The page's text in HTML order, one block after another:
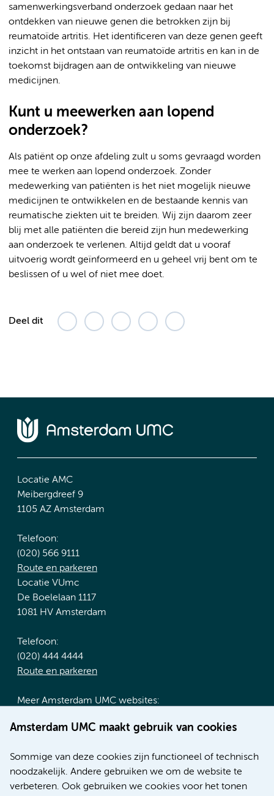
samenwerkingsverband onderzoek gedaan naar het
ontdekken van nieuwe genen die betrokken zijn bij
reumatoïde artritis. Het identificeren van deze genen geeft
inzicht in het ontstaan van reumatoïde artritis en kan in de
toekomst bijdragen aan de ontwikkeling van nieuwe
medicijnen.
Kunt u meewerken aan lopend
onderzoek?
Als patiënt op onze afdeling zult u soms gevraagd worden
mee te werken aan lopend onderzoek. Zonder
medewerking van patiënten is het niet mogelijk nieuwe
medicijnen te ontwikkelen en de bestaande kennis van
reumatische ziekten uit te breiden. Wij zijn daarom zeer
blij met alle patiënten die bereid zijn hun medewerking
aan onderzoek te verlenen. Altijd geldt dat u vooraf
uitvoerig wordt geïnformeerd en u geheel vrij bent om te
beslissen of u wel of niet mee doet.
Deel dit
Amsterdam UMC maakt gebruik van cookies
Sommige van deze cookies zijn functioneel of technisch
noodzakelijk. Andere gebruiken we om de website te
verbeteren. Ook gebruiken we cookies voor het tonen
Locatie AMC
Meibergdreef 9
1105 AZ Amsterdam
Telefoon:
(020) 566 9111
Route en parkeren
Locatie VUmc
De Boelelaan 1117
1081 HV Amsterdam
Telefoon:
(020) 444 4444
Route en parkeren
Meer Amsterdam UMC websites:
Werken bij Amsterdam UMC
Nieuws
Research
Educatie locatie AMC